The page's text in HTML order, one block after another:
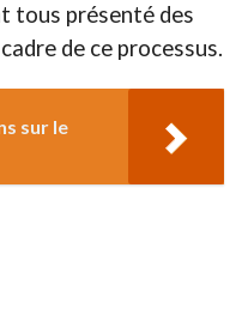
tous présenté des
de ce processus.
sur le